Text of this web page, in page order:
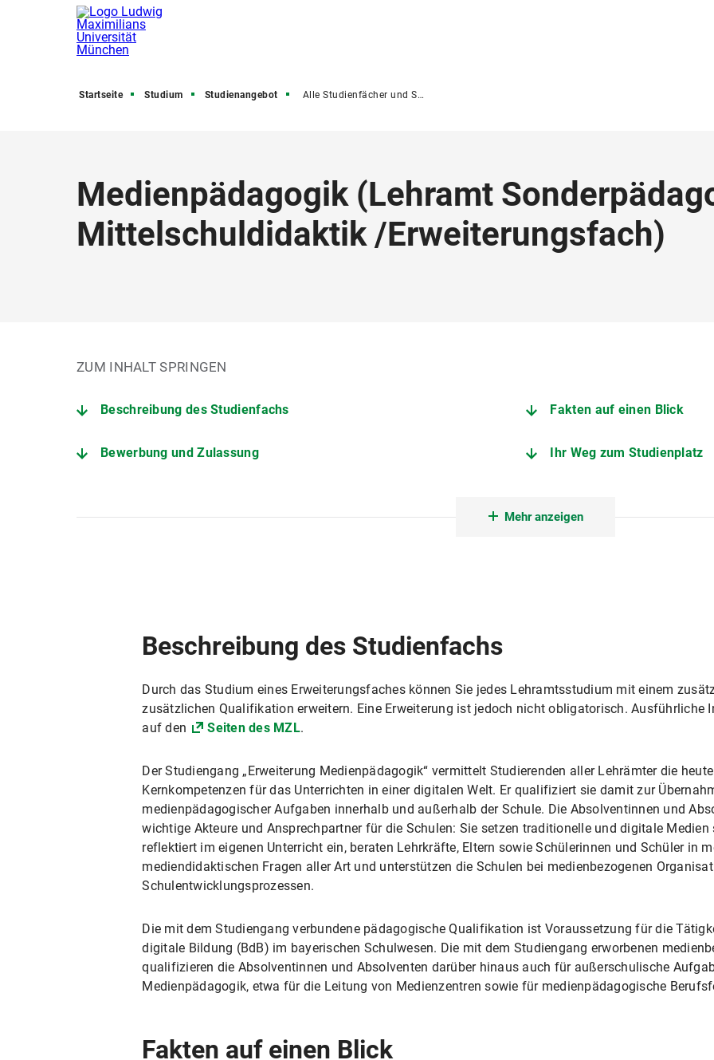
Startseite Studium Studienangebot Alle Studienfächer und Studiengänge
Medienpädagogik(Lehramt
Mittelschuldidaktik /Erweiterungsfach)
ZUM INHALT SPRINGEN
Beschreibung des Studienfachs Fakten auf einen Blick
Bewerbung und Zulassung Ihr Weg zum Studienplatz
Mehr anzeigen
Beschreibung des Studienfachs
Durch das Studium eines Erweiterungsfaches können Sie jedes Lehramtsstudium mit einem
zusätzlichen Qualifikation erweitern. Eine Erweiterung ist jedoch nicht obligatorisch. Ausführliche
auf den
Seiten des MZL.
Der Studiengang „Erweiterung Medienpädagogik“ vermittelt Studierenden aller Lehrämter die
Kernkompetenzen für das Unterrichten in einer digitalen Welt. Er qualifiziert sie damit zur
medienpädagogischer Aufgaben innerhalb und außerhalb der Schule. Die Absolventinnen und
wichtige Akteure und Ansprechpartner für die Schulen: Sie setzen traditionelle und digitale
reflektiert im eigenen Unterricht ein, beraten Lehrkräfte, Eltern sowie Schülerinnen und Schüler in
mediendidaktischen Fragen aller Art und unterstützen die Schulen bei medienbezogenen
Schulentwicklungsprozessen.
Die mit dem Studiengang verbundene pädagogische Qualifikation ist Voraussetzung für die
digitale Bildung (BdB) im bayerischen Schulwesen. Die mit dem Studiengang erworbenen
qualifizieren die Absolventinnen und Absolventen darüber hinaus auch für außerschulische
Medienpädagogik, etwa für die Leitung von Medienzentren sowie für medienpädagogische
Fakten auf einen Blick